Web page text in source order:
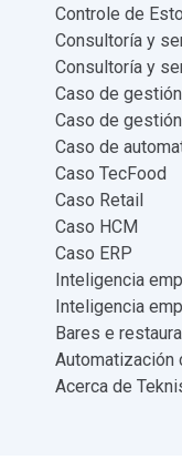
Controle de
Consultoría y
Consultoría y
Caso de
Caso de
Caso de
Caso TecFood
Caso Retail
Caso HCM
Caso ERP
Inteligencia
Inteligencia
Bares e
Automatización
Acerca de